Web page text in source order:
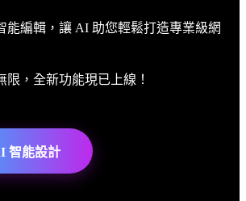
能編輯，讓 AI 助您輕鬆打造專業級網
限，全新功能現已上線！
智能設計